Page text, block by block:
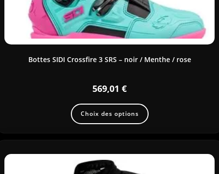
Bottes SIDI Crossfire 3 SRS – noir / Menthe / rose
569,01 €
Choix des options